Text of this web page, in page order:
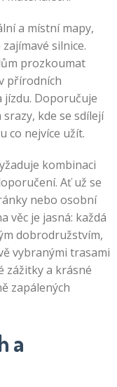
a místní mapy,
silnice.
prozkoumat
přírodních
jízdu. Doporučuje
kde se sdílejí
co nejvíce užít.
kombinaci
Ať už se
nebo osobní
věc je jasná: každá
dobrodružstvím,
vybranými trasami
zážitky a krásné
zapálených
a